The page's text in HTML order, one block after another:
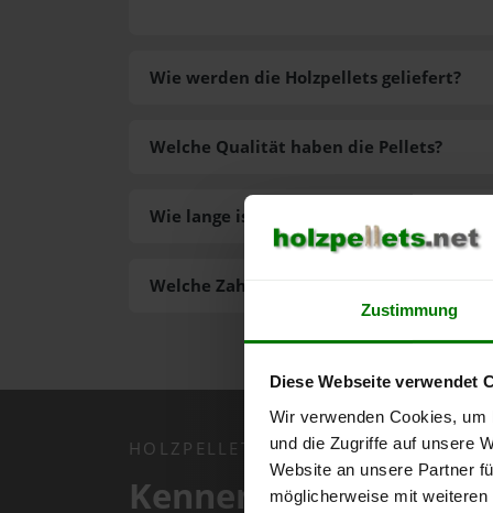
Zustimmung
Diese Webseite verwendet
Wir verwenden Cookies,
und die Zugriffe auf unsere
Website an unsere Partner
möglicherweise mit
Wie werden die Holzpellets geliefert?
Welche Zahlungsarten gibt es?
Welche Qualität haben die Pellets?
Wie lange ist die Lieferzeit der Pellets?
HOLZPELLETS.NET APP
Kennen Sie schon